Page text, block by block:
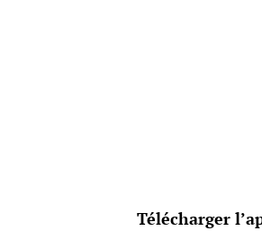
Télécharger